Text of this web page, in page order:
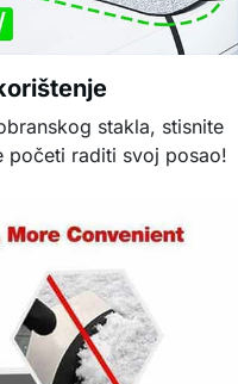
stakla, stisnite
početi raditi svoj posao!